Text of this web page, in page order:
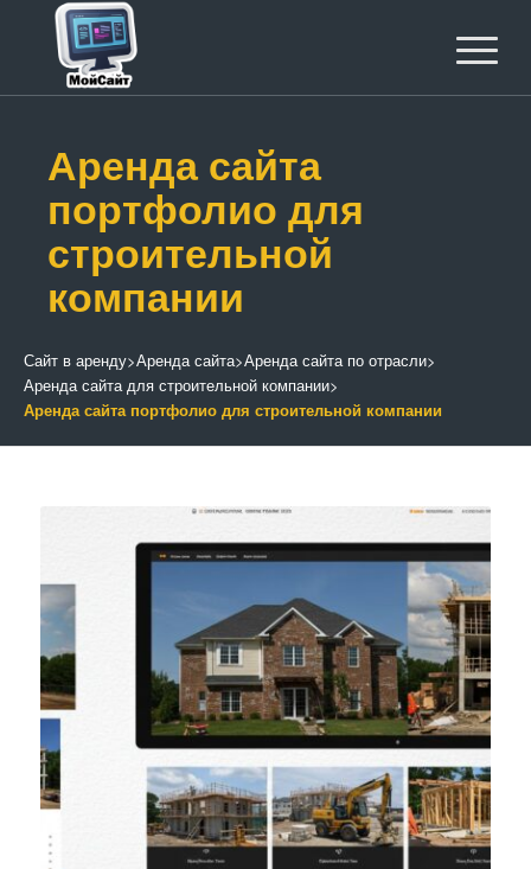
Аренда сайта
портфолио для
строительной
компании
Сайт в аренду>Аренда сайта>Аренда сайта по отрасли>
Аренда сайта для строительной компании>
Аренда сайта портфолио для строительной компании